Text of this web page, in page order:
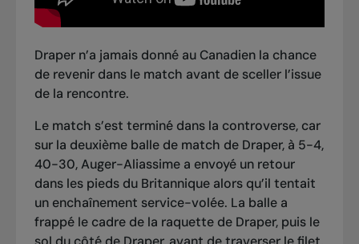
Draper n’a jamais donné au Canadien la chance
de revenir dans le match avant de sceller l’issue
de la rencontre.
Le match s’est terminé dans la controverse, car
sur la deuxième balle de match de Draper, à 5-4,
40-30, Auger-Aliassime a envoyé un retour
dans les pieds du Britannique alors qu’il tentait
un enchaînement service-volée. La balle a
frappé le cadre de la raquette de Draper, puis le